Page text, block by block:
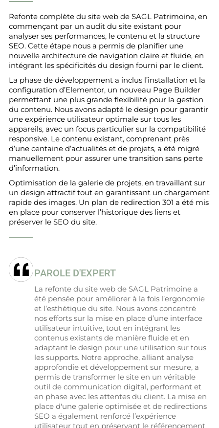
Refonte complète du site web de SAGL Patrimoine, en
commençant par un audit du site existant pour
analyser ses performances, le contenu et la structure
SEO. Cette étape nous a permis de planifier une
nouvelle architecture de navigation claire et fluide, en
intégrant les spécificités du design fourni par le client.
La phase de développement a inclus l’installation et la
configuration d’Elementor, un nouveau Page Builder
permettant une plus grande flexibilité pour la gestion
du contenu. Nous avons adapté le design pour garantir
une expérience utilisateur optimale sur tous les
appareils, avec un focus particulier sur la compatibilité
responsive. Le contenu existant, comprenant près
d’une centaine d’actualités et de projets, a été migré
manuellement pour assurer une transition sans perte
d’information.
Optimisation de la galerie de projets, en travaillant sur
un design attractif tout en garantissant un chargement
rapide des images. Un plan de redirection 301 a été mis
en place pour conserver l’historique des liens et
préserver le SEO du site.
PAROLE D'EXPERT
La refonte du site web de SAGL Patrimoine a
été pensée pour améliorer à la fois l’ergonomie
et l’esthétique du site. Nous avons concentré
nos efforts sur la mise en place d’une interface
utilisateur intuitive, tout en intégrant les
contenus existants de manière fluide et en
adaptant le design pour une utilisation sur tous
les supports. Notre approche, alliant analyse
approfondie et développement sur mesure, a
permis de transformer le site en un véritable
outil de communication digital, performant et
en phase avec les attentes du client. La mise en
place d'une galerie optimisée et de redirections
SEO a également renforcé l’expérience
utilisateur tout en préservant le référencement